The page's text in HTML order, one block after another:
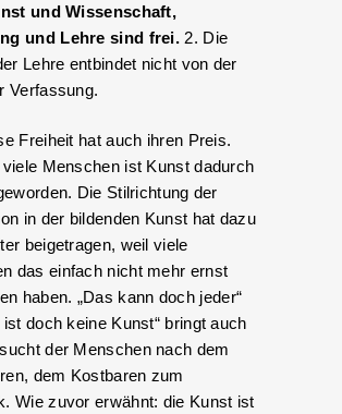
und Wissenschaft,
und Lehre sind frei. 2. Die
Lehre entbindet nicht von der
Verfassung.
Freiheit hat auch ihren Preis.
viele Menschen ist Kunst dadurch
Die Stilrichtung der
in der bildenden Kunst hat dazu
beigetragen, weil viele
das einfach nicht mehr ernst
haben. „Das kann doch jeder“
ist doch keine Kunst“ bringt auch
der Menschen nach dem
dem Kostbaren zum
Wie zuvor erwähnt: die Kunst ist